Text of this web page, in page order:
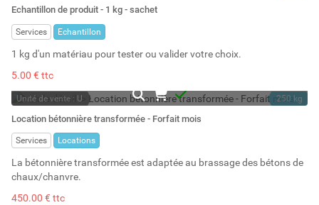
A la demande
Echantillon de produit - 1 kg - sachet
Services Echantillon
1 kg d'un matériau pour tester ou valider votre choix.
5.00 € ttc
Unité de vente : U
A la demande
250 kg
Location bétonnière transformée - Forfait mois
Services Locations
La bétonnière transformée est adaptée au brassage des bétons de
chaux/chanvre.
450.00 € ttc